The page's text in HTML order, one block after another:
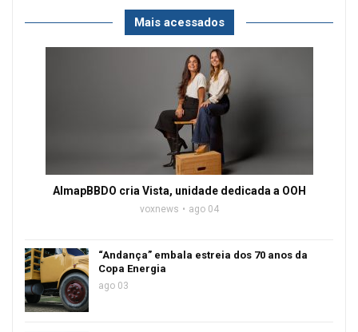
Mais acessados
AlmapBBDO cria Vista, unidade dedicada a OOH
voxnews ago 04
“Andança” embala estreia dos 70 anos da
Copa Energia
ago 03